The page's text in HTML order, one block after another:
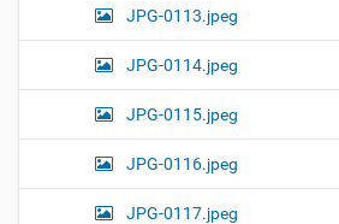
JPG-0113.jpeg
JPG-0114.jpeg
JPG-0115.jpeg
JPG-0116.jpeg
JPG-0117.jpeg